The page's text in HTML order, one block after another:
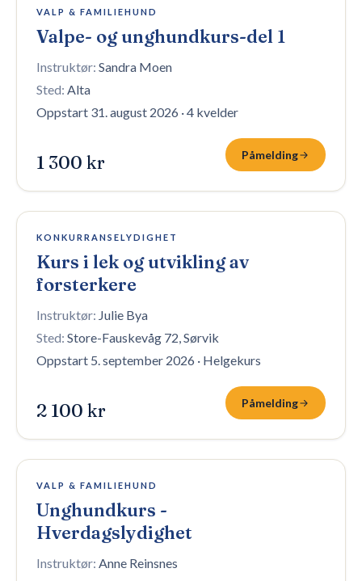
5 plasser igjen
VALP & FAMILIEHUND
Valpe- og unghundkurs-del 1
Instruktør: Sandra Moen
Sted: Alta
Oppstart 31. august 2026 ·4 kvelder
1 300 kr Påmelding
Fullt — venteliste
KONKURRANSELYDIGHET
Kurs i lek og utvikling av
forsterkere
Instruktør: Julie Bya
Sted: Store-Fauskevåg 72, Sørvik
Oppstart 5. september 2026 · Helgekurs
2 100 kr Påmelding
8 plasser igjen
VALP & FAMILIEHUND
Unghundkurs -
Hverdagslydighet
Instruktør: Anne Reinsnes